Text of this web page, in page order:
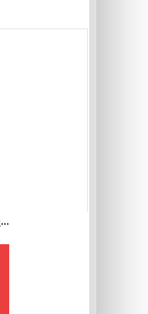
Изготовление блокнотов на заказ